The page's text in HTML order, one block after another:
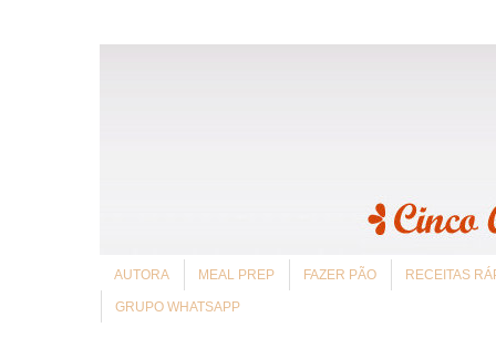
AUTORA MEAL PREP FAZER PÃO RECEITAS
GRUPO WHATSAPP